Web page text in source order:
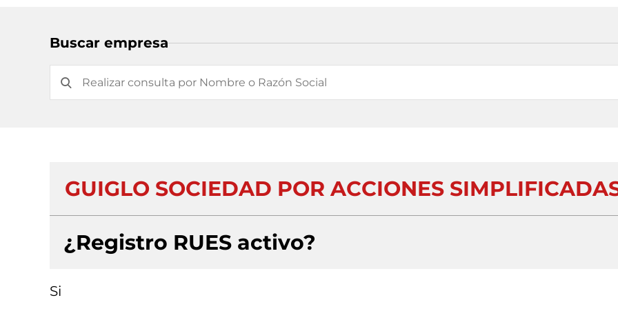
Buscar empresa
GUIGLO SOCIEDAD POR ACCIONES
¿Registro RUES activo?
Si